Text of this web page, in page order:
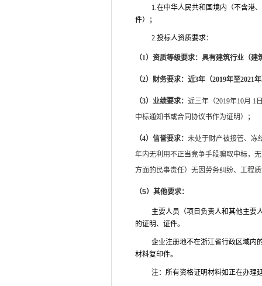
1.在中华人民共和国境内（不含港
件）；
2.投标人资质要求：
（1）资质等级要求：具有建筑行业（
（2）财务要求： 近3年（2019年至2021
（3）业绩要求： 近三年（2019年10月 1
中标通知书或合同协议书作为证明）；
（4）信誉要求： 未处于财产被接管、冻
年内无利用不正当竞争手段骗取中标，
方面的民事责任） 无因劳务纠纷、工程
（5）其他要求：
主要人员（项目负责人和其他主要
的证明、证件。
企业注册地不在浙江省行政区域内
材料复印件。
注：所有资格证明材料如正在办理